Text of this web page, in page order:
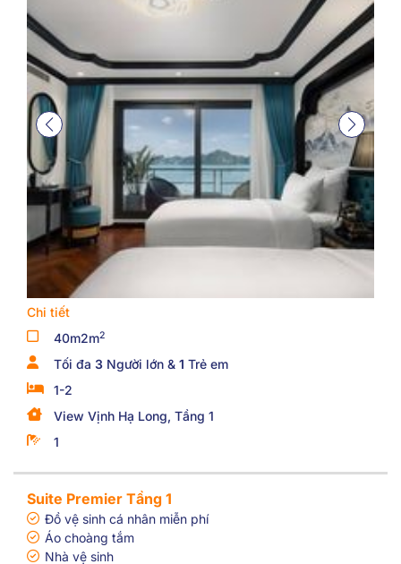
Chi tiết
40m2m2
Tối đa 3 Người lớn & 1 Trẻ em
1-2
View Vịnh Hạ Long, Tầng 1
1
Suite Premier Tầng 1
Đồ vệ sinh cá nhân miễn phí
Áo choàng tắm
Nhà vệ sinh